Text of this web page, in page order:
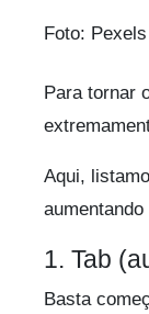
Foto:
Para tornar
Aqui,
1. Tab
Basta